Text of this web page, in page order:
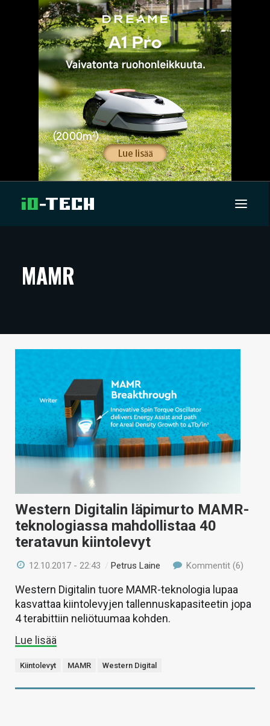
ARTIKKELIT
TECHBBS
VAIHDA TEEMA
HAKU
MAMR
Western Digitalin läpimurto MAMR-
teknologiassa mahdollistaa 40
teratavun kiintolevyt
12.10.2017 - 22:43 / Petrus Laine Kommentit (6)
Western Digitalin tuore MAMR-teknologia lupaa
kasvattaa kiintolevyjen tallennuskapasiteetin jopa
4 terabittiin neliötuumaa kohden.
Lue lisää
Kiintolevyt MAMR Western Digital